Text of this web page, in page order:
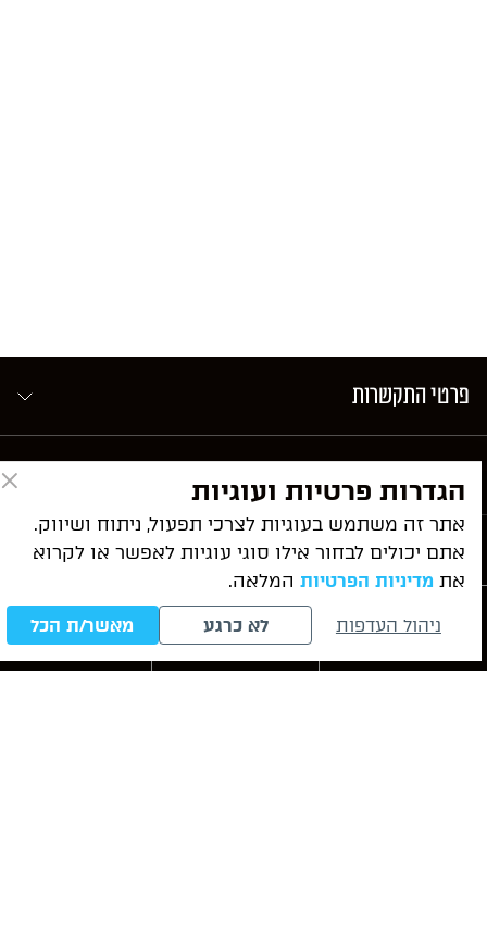
פרטי התקשרות
שירותי המשרד
מאמרים אחרונים לייעוץ ראשוני WhatsApp
הגדרות פרטיות ועוגיות
אתר זה משתמש בעוגיות לצרכי תפעול, ניתוח ושיווק.
אתם יכולים לבחור אילו סוגי עוגיות לאפשר או לקרוא
אתמדיניות הפרטיותהמלאה.
ניהול העדפות לא כרגע מאשר/ת הכל